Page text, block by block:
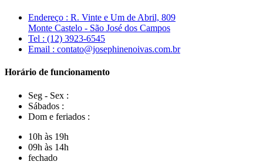
Endereço : R. Vinte e Um de Abril, 809
Monte Castelo - São José dos Campos
Tel : (12) 3923-6545
Email : contato@josephinenoivas.com.br
Horário de funcionamento
Seg - Sex :
Sábados :
Dom e feriados :
10h às 19h
09h às 14h
fechado